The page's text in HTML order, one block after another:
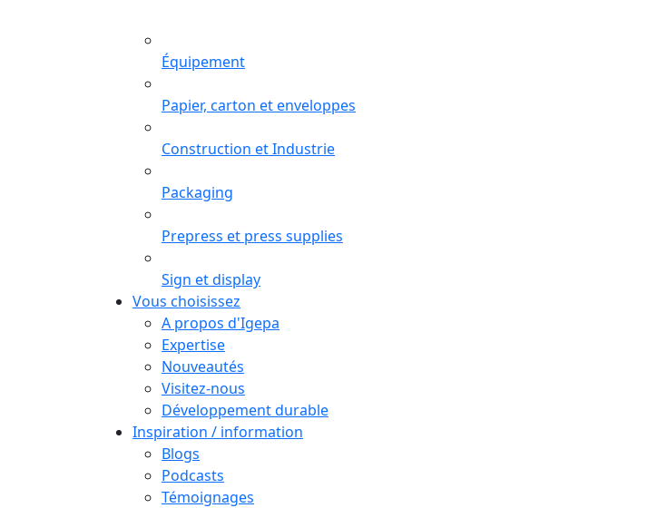
Équipement
Papier, carton et enveloppes
Construction et Industrie
Packaging
Prepress et press supplies
Sign et display
Vous choisissez
A propos d'Igepa
Expertise
Nouveautés
Visitez-nous
Développement durable
Inspiration / information
Blogs
Podcasts
Témoignages